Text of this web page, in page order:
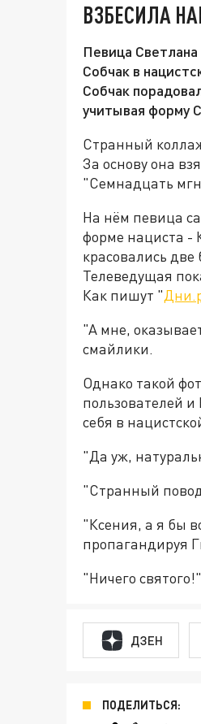
ВЗБЕСИЛА
Певица
Собчак в
Собчак
учитывая форму
Странный
За основу она
"Семнадцать
На нём певица
форме нациста -
красовались
Телеведущая
Как пишут "
"А мне,
смайлики.
Однако такой
пользователей
себя в
"Да уж,
"Странный
"Ксения, а я бы
пропагандируя
"Ничего
ДЗЕН
ПОДЕЛИТЬСЯ: